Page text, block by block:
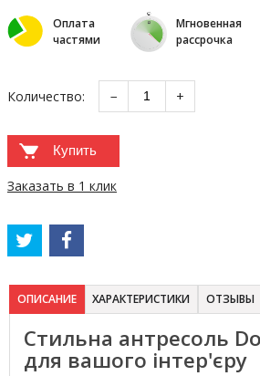
Оплата
частями
Мгновенная
рассрочка
Количество: − +
Купить
Заказать в 1 клик
ОПИСАНИЕ ХАРАКТЕРИСТИКИ ОТЗЫВЫ
Стильна антресоль
для вашого інтер'єру